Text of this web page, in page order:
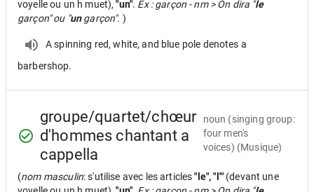
voyelle ou un h muet),"un". Ex : garçon - nm > On dira "le
garçon" ou "ungarçon". )
A spinning red, white, and blue pole denotes a
barbershop.
groupe/quartet/chœur
d'hommes chantant a
cappella
noun (singing group:
four men's
voices) (Musique)
(nom masculin: s'utilise avec les articles"le", "l'" (devant une